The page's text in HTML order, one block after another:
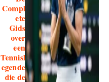
Compl
ete
Gids
over
een
Tennisl
egende
die de